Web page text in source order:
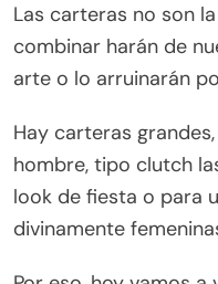
Las carteras no son
combinar harán de
arte o lo arruinarán
Hay carteras
hombre, tipo clutch
look de fiesta o para
divinamente